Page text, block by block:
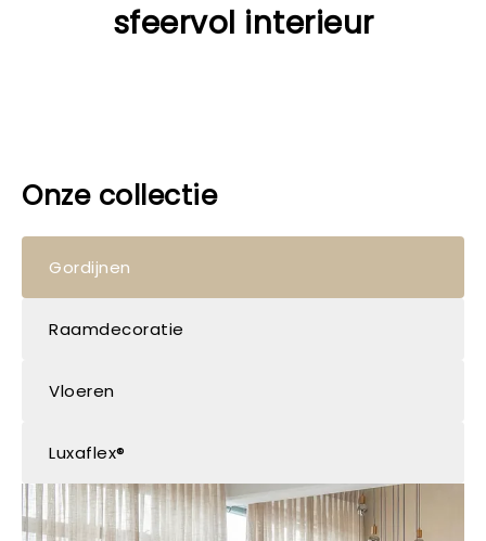
sfeervol interieur
Onze collectie
Gordijnen
Raamdecoratie
Vloeren
Luxaflex®